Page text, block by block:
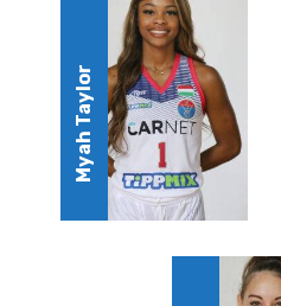
Myah Taylor